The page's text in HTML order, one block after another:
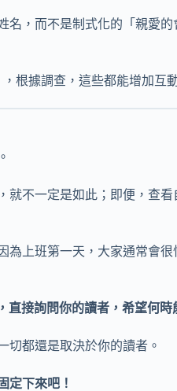
，而不是制式化的「親愛
根據調查，這些都能增加互
不一定是如此；即便，查
上班第一天，大家通常會
接詢問你的讀者，希望何時
切都還是取決於你的讀者。
定下來吧！